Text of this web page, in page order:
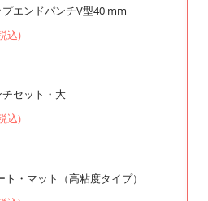
プエンドパンチV型40 mm
込)
セット・大
込)
ト・マット（高粘度タイプ）